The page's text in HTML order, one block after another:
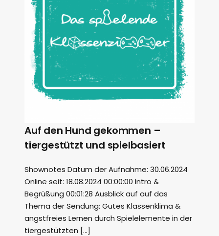
Auf den Hund gekommen –
tiergestützt und spielbasiert
Shownotes Datum der Aufnahme: 30.06.2024
Online seit: 18.08.2024 00:00:00 Intro &
Begrüßung 00:01:28 Ausblick auf auf das
Thema der Sendung: Gutes Klassenklima &
angstfreies Lernen durch Spielelemente in der
tiergestützten […]